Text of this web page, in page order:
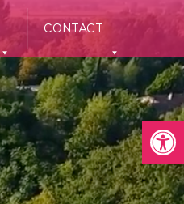
Ouvrir
CONTACT